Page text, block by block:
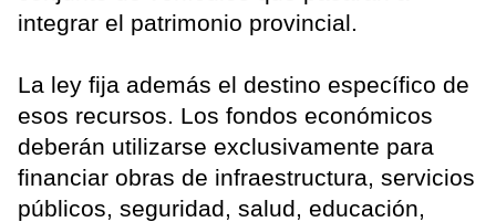
integrar el patrimonio provincial.
La ley fija además el destino específico de
esos recursos. Los fondos económicos
deberán utilizarse exclusivamente para
financiar obras de infraestructura, servicios
públicos, seguridad, salud, educación,